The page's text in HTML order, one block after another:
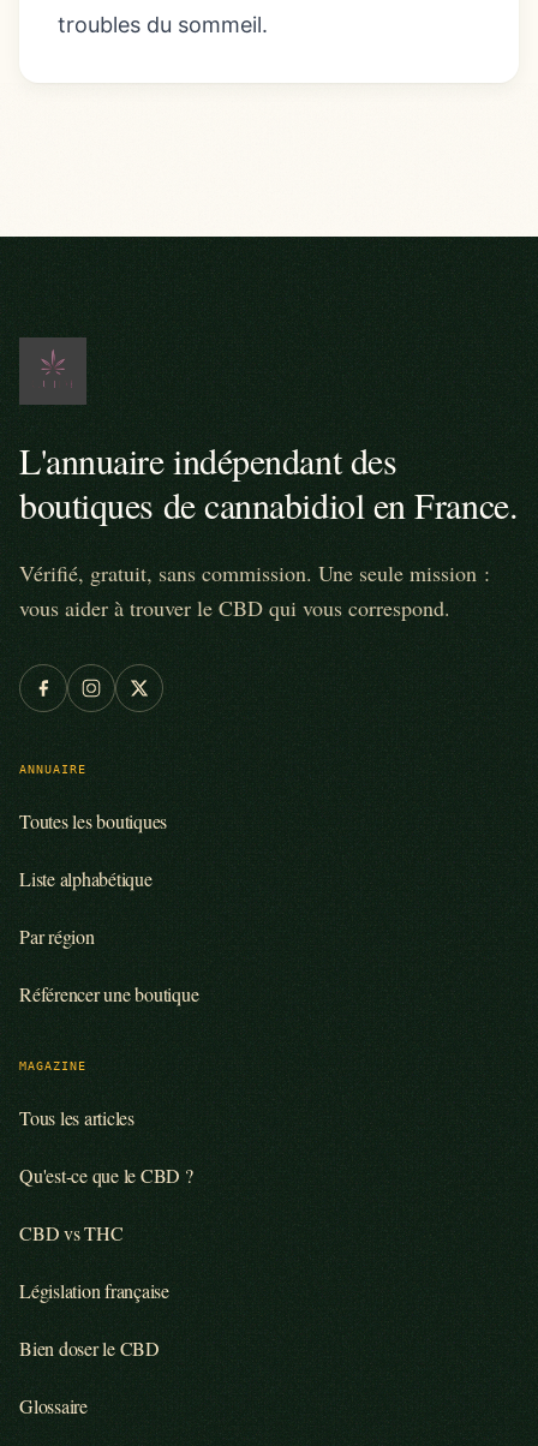
troubles du sommeil.
L'annuaire indépendant des
boutiques de cannabidiol en France.
Vérifié, gratuit, sans commission. Une seule mission :
vous aider à trouver le CBD qui vous correspond.
ANNUAIRE
Toutes les boutiques
Liste alphabétique
Par région
Référencer une boutique
MAGAZINE
Tous les articles
Qu'est-ce que le CBD ?
CBD vs THC
Législation française
Bien doser le CBD
Glossaire